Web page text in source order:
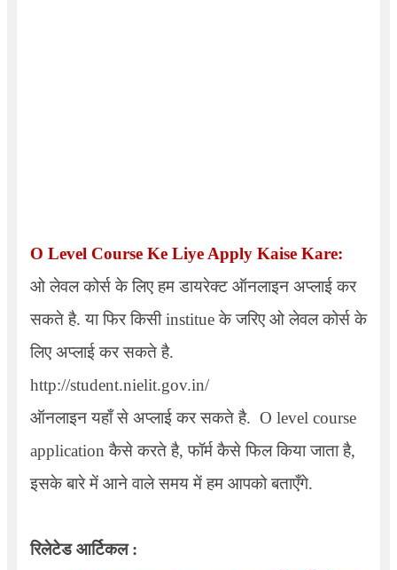
O Level Course Ke Liye Apply Kaise Kare:
ओ लेवल कोर्स के लिए हम डायरेक्ट ऑनलाइन अप्लाई कर
सकते है. या फिर किसी institue के जरिए ओ लेवल कोर्स के
लिए अप्लाई कर सकते है.
http://student.nielit.gov.in/
ऑनलाइन यहाँ से अप्लाई कर सकते है. O level course
application कैसे करते है, फॉर्म कैसे फिल किया जाता है,
इसके बारे में आने वाले समय में हम आपको बताएँगे.
रिलेटेड आर्टिकल :